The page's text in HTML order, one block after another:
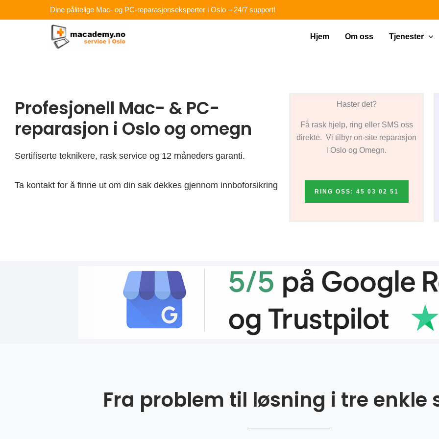
rett
Dine pålitelige Mac- og PC-reparasjonseksperter i Oslo – 24/7 support!
Hjem Om oss Tjenester
Profesjonell Mac- & PC-
reparasjon i Oslo og omegn
Sertifiserte teknikere, rask service og 12 måneders garanti.
Ta kontakt for å finne ut om din sak dekkes gjennom innboforsikring
Haster det?
Få rask hjelp, ring eller SMS oss
direkte. Vi tilbyr on-site reparasjon
i Oslo og Omegn.
RING OSS: 45 03 02 51
Fra problem til løsning i tre enkle